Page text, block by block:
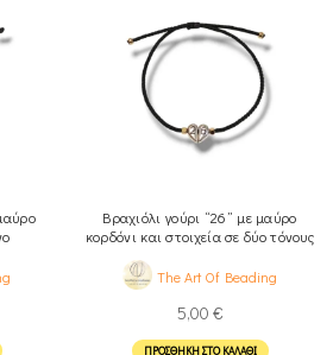
Βραχιόλι γούρι “26” με μαύρο
κορδόνι και στοιχεία σε δύο τόνους
The Art Of Beading
5,00 €
ΠΡΟΣΘΉΚΗ ΣΤΟ ΚΑΛΆΘΙ